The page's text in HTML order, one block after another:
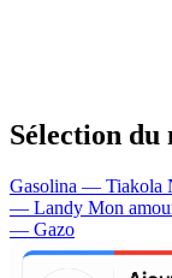
Sélection du
Gasolina — Tiakola
— Landy Mon
— Gazo